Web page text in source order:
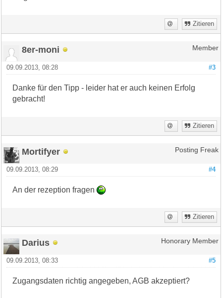
Zitieren
8er-moni Member
#3
09.09.2013, 08:28
Danke für den Tipp - leider hat er auch keinen Erfolg
gebracht!
Zitieren
Mortifyer Posting Freak
#4
09.09.2013, 08:29
An der rezeption fragen
Zitieren
Darius Honorary Member
#5
09.09.2013, 08:33
Zugangsdaten richtig angegeben, AGB akzeptiert?